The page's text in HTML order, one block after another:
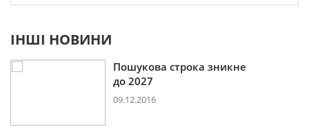
ІНШІ НОВИНИ
Пошукова строка зникне
до 2027
09.12.2016